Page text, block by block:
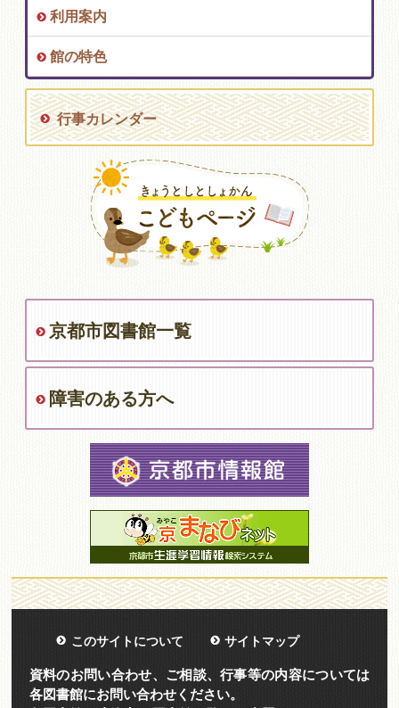
利用案内
館の特色
行事カレンダー
京都市図書館一覧
障害のある方へ
このサイトについて サイトマップ
資料のお問い合わせ、ご相談、行事等の内容については
各図書館にお問い合わせください。